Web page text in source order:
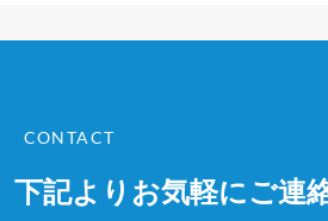
CONTACT
下記よりお気軽にご連